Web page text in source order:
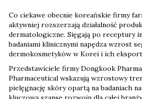
Co ciekawe obecnie koreańskie firmy
aktywniej rozszerzają działalność
dermatologiczne. Sięgają po receptury
badaniami klinicznymi napędza wzrost
dermokosmetyków w Korei i ich
Przedstawiciele firmy Dongkook
Pharmaceutical wskazują wzrostowy
pielęgnację skóry opartą na badaniach